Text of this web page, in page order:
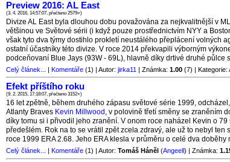
Preview 2016: AL East
(3. 4. 2016, 14:57:07, přečteno 2579×)
Divize AL East byla dlouhou dobu považována za nejkvalitnější v
většinou ve Světové sérii (i když pouze prostřednictvím NYY a
však tyto dva týmy dostihlo prokletí neustálého přeplácení volných
ostatní účastníky této divize. V roce 2014 překvapili výborným
podceňovaní Blue Jays (93W - 69L), hlavně díky drtivé druhé půlce
Celý článek... Komentáře (1) | Autor: jirka11 | Známka: 1.00 (7) | Kategorie:
Efekt příštího roku
(9. 2. 2015, 17:18:07, přečteno 3152×)
16 let zpětně, během druhého zápasu světové série 1999,
Atlanty Braves Kevin Millwood , v polovině třetí směny se zraněním
díky tomu si i přivodil jeho zranění. V onom roce naházel Kevin o
předešlém. Rok na to se vrátil zpět zcela zdravý, ale už to nebyl ten
roce 1999 ERA 2.68. Jeho ERA klesla v průměru o celé dva
Celý článek... Komentáře (1) | Autor: Tomáš Háněl (Angeell ) | Známka: